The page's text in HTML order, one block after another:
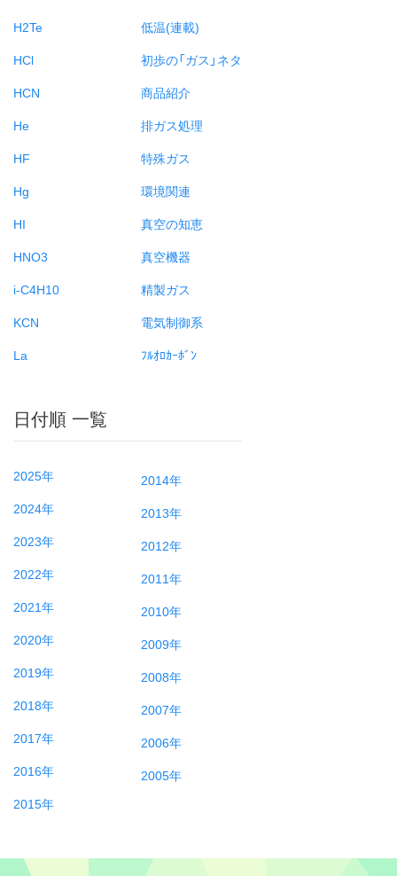
H2Te
HCl
HCN
He
HF
Hg
HI
HNO3
i-C4H10
KCN
La
低温(連載)
初歩の「ガス」ネタ
商品紹介
排ガス処理
特殊ガス
環境関連
真空の知恵
真空機器
精製ガス
電気制御系
ﾌﾙｵﾛｶｰﾎﾞﾝ
日付順 一覧
2025年
2024年
2023年
2022年
2021年
2020年
2019年
2018年
2017年
2016年
2015年
2014年
2013年
2012年
2011年
2010年
2009年
2008年
2007年
2006年
2005年